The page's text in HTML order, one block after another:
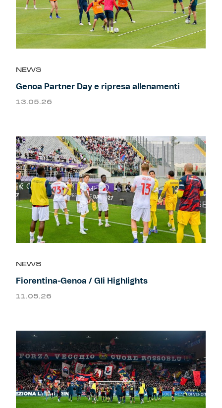
NEWS
Genoa Partner Day e ripresa allenamenti
13.05.26
NEWS
Fiorentina-Genoa / Gli Highlights
11.05.26